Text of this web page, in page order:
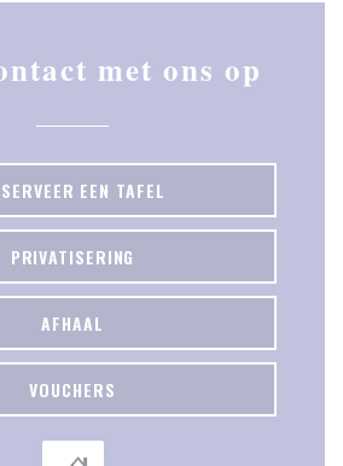
met ons op
EEN TAFEL
PRIVATISERING
AFHAAL
VOUCHERS